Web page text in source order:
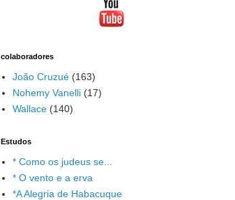
colaboradores
João Cruzué (163)
Nohemy Vanelli (17)
Wallace (140)
Estudos
* Como os judeus se...
* O vento e a erva
*A Alegria de Habacuque